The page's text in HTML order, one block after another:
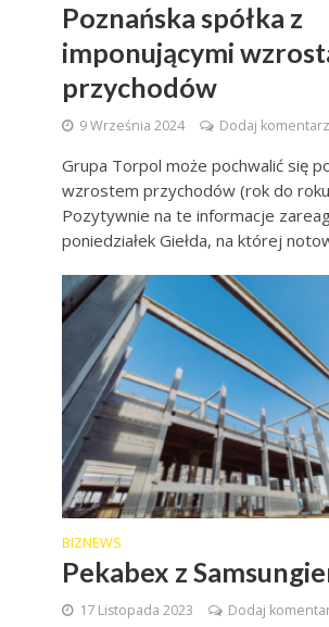
Poznańska spółka z
imponującymi
przychodów
9 Września 2024 Dodaj komentarz
Grupa Torpol może pochwalić się
wzrostem przychodów (rok do
Pozytywnie na te informacje
poniedziałek Giełda, na której
BIZNEWS
Pekabex z
17 Listopada 2023 Dodaj